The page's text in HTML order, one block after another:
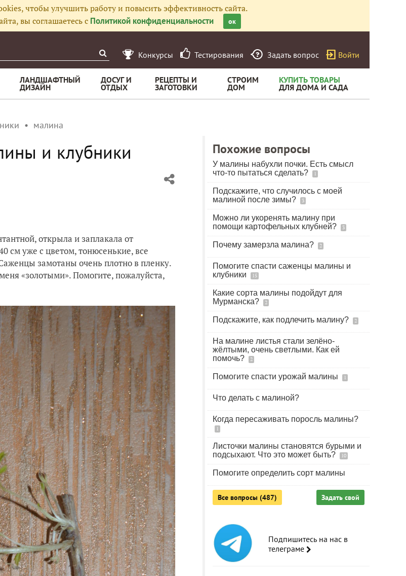
чтобы улучшить работу и повысить эффективность сайта.
вы соглашаетесь с Политикой конфиденциальности ок
Конкурсы Тестирования Задать вопрос Войти
ЛАНДШАФТНЫЙ
ДИЗАЙН
ДОСУГ И
ОТДЫХ
РЕЦЕПТЫ И
ЗАГОТОВКИ
СТРОИМ
ДОМ
КУПИТЬ ТОВАРЫ
ДЛЯ ДОМА И САДА
малина
и клубники
открыла и заплакала от
см уже с цветом, тонюсенькие, все
замотаны очень плотно в пленку.
«золотыми». Помогите, пожалуйста,
Похожие вопросы
У малины набухли почки. Есть смысл
что-то пытаться сделать?
1
Подскажите, что случилось с моей
малиной после зимы?
3
Можно ли укоренять малину при
помощи картофельных клубней?
3
Почему замерзла малина? 2
Помогите спасти саженцы малины и
клубники
15
Какие сорта малины подойдут для
Мурманска?
2
Подскажите, как подлечить малину? 2
На малине листья стали зелёно-
жёлтыми, очень светлыми. Как ей
помочь?
2
Помогите спасти урожай малины 1
Что делать с малиной?
Когда пересаживать поросль малины?
1
Листочки малины становятся бурыми и
подсыхают. Что это может быть?
10
Помогите определить сорт малины
Все вопросы (487) Задать свой
Подпишитесь на нас в
телеграме